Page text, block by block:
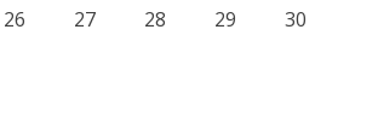
26 27 28 29
30